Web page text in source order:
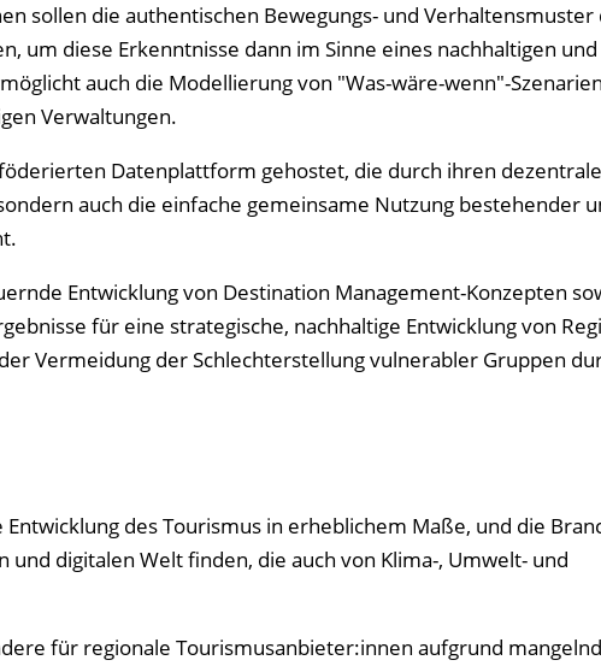
sollen die authentischen Bewegungs- und Verhaltensmuster
um diese Erkenntnisse dann im Sinne eines nachhaltigen
auch die Modellierung von "Was-wäre-wenn"-
Verwaltungen.
Datenplattform gehostet, die durch ihren
auch die einfache gemeinsame Nutzung bestehender
Entwicklung von Destination Management-Konzepten
für eine strategische, nachhaltige Entwicklung von
Vermeidung der Schlechterstellung vulnerabler Gruppen
des Tourismus in erheblichem Maße, und die
digitalen Welt finden, die auch von Klima-, Umwelt- und
für regionale Tourismusanbieter:innen aufgrund